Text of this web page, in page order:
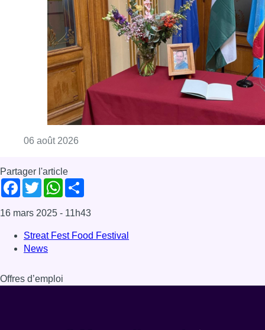
06 août 2026
Partager l'article
Facebook
TwitterWhatsApp
16 mars 2025 - 11h43
Streat Fest Food Festival
News
Offres d’emploi